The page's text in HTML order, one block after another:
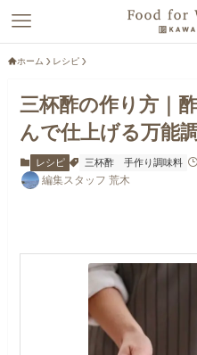
ホーム レシピ
三杯酢の作り方｜
んで仕上げる万能
レシピ 三杯酢 手作り調味料
編集スタッフ 荒木